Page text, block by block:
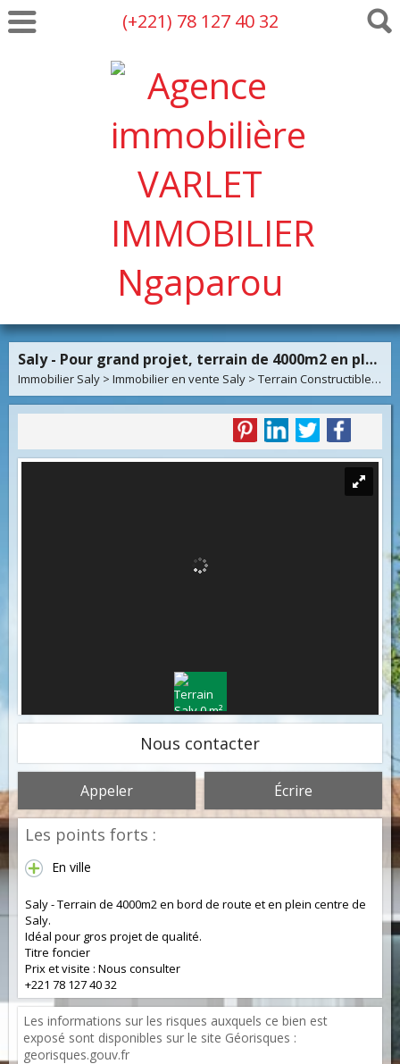
(+221) 78 127 40 32
Saly - Pour grand projet, terrain de 4000m2 en plein centre
Immobilier Saly > Immobilier en vente Saly > Terrain Constructible en vente Saly
Nous contacter
Appeler Écrire
Les points forts :
En ville
Saly - Terrain de 4000m2 en bord de route et en plein centre de
Saly.
Idéal pour gros projet de qualité.
Titre foncier
Prix et visite : Nous consulter
+221 78 127 40 32
Les informations sur les risques auxquels ce bien est
exposé sont disponibles sur le site Géorisques :
georisques.gouv.fr